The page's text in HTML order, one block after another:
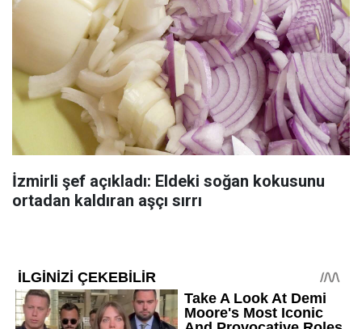
İzmirli şef açıkladı: Eldeki soğan kokusunu
ortadan kaldıran aşçı sırrı